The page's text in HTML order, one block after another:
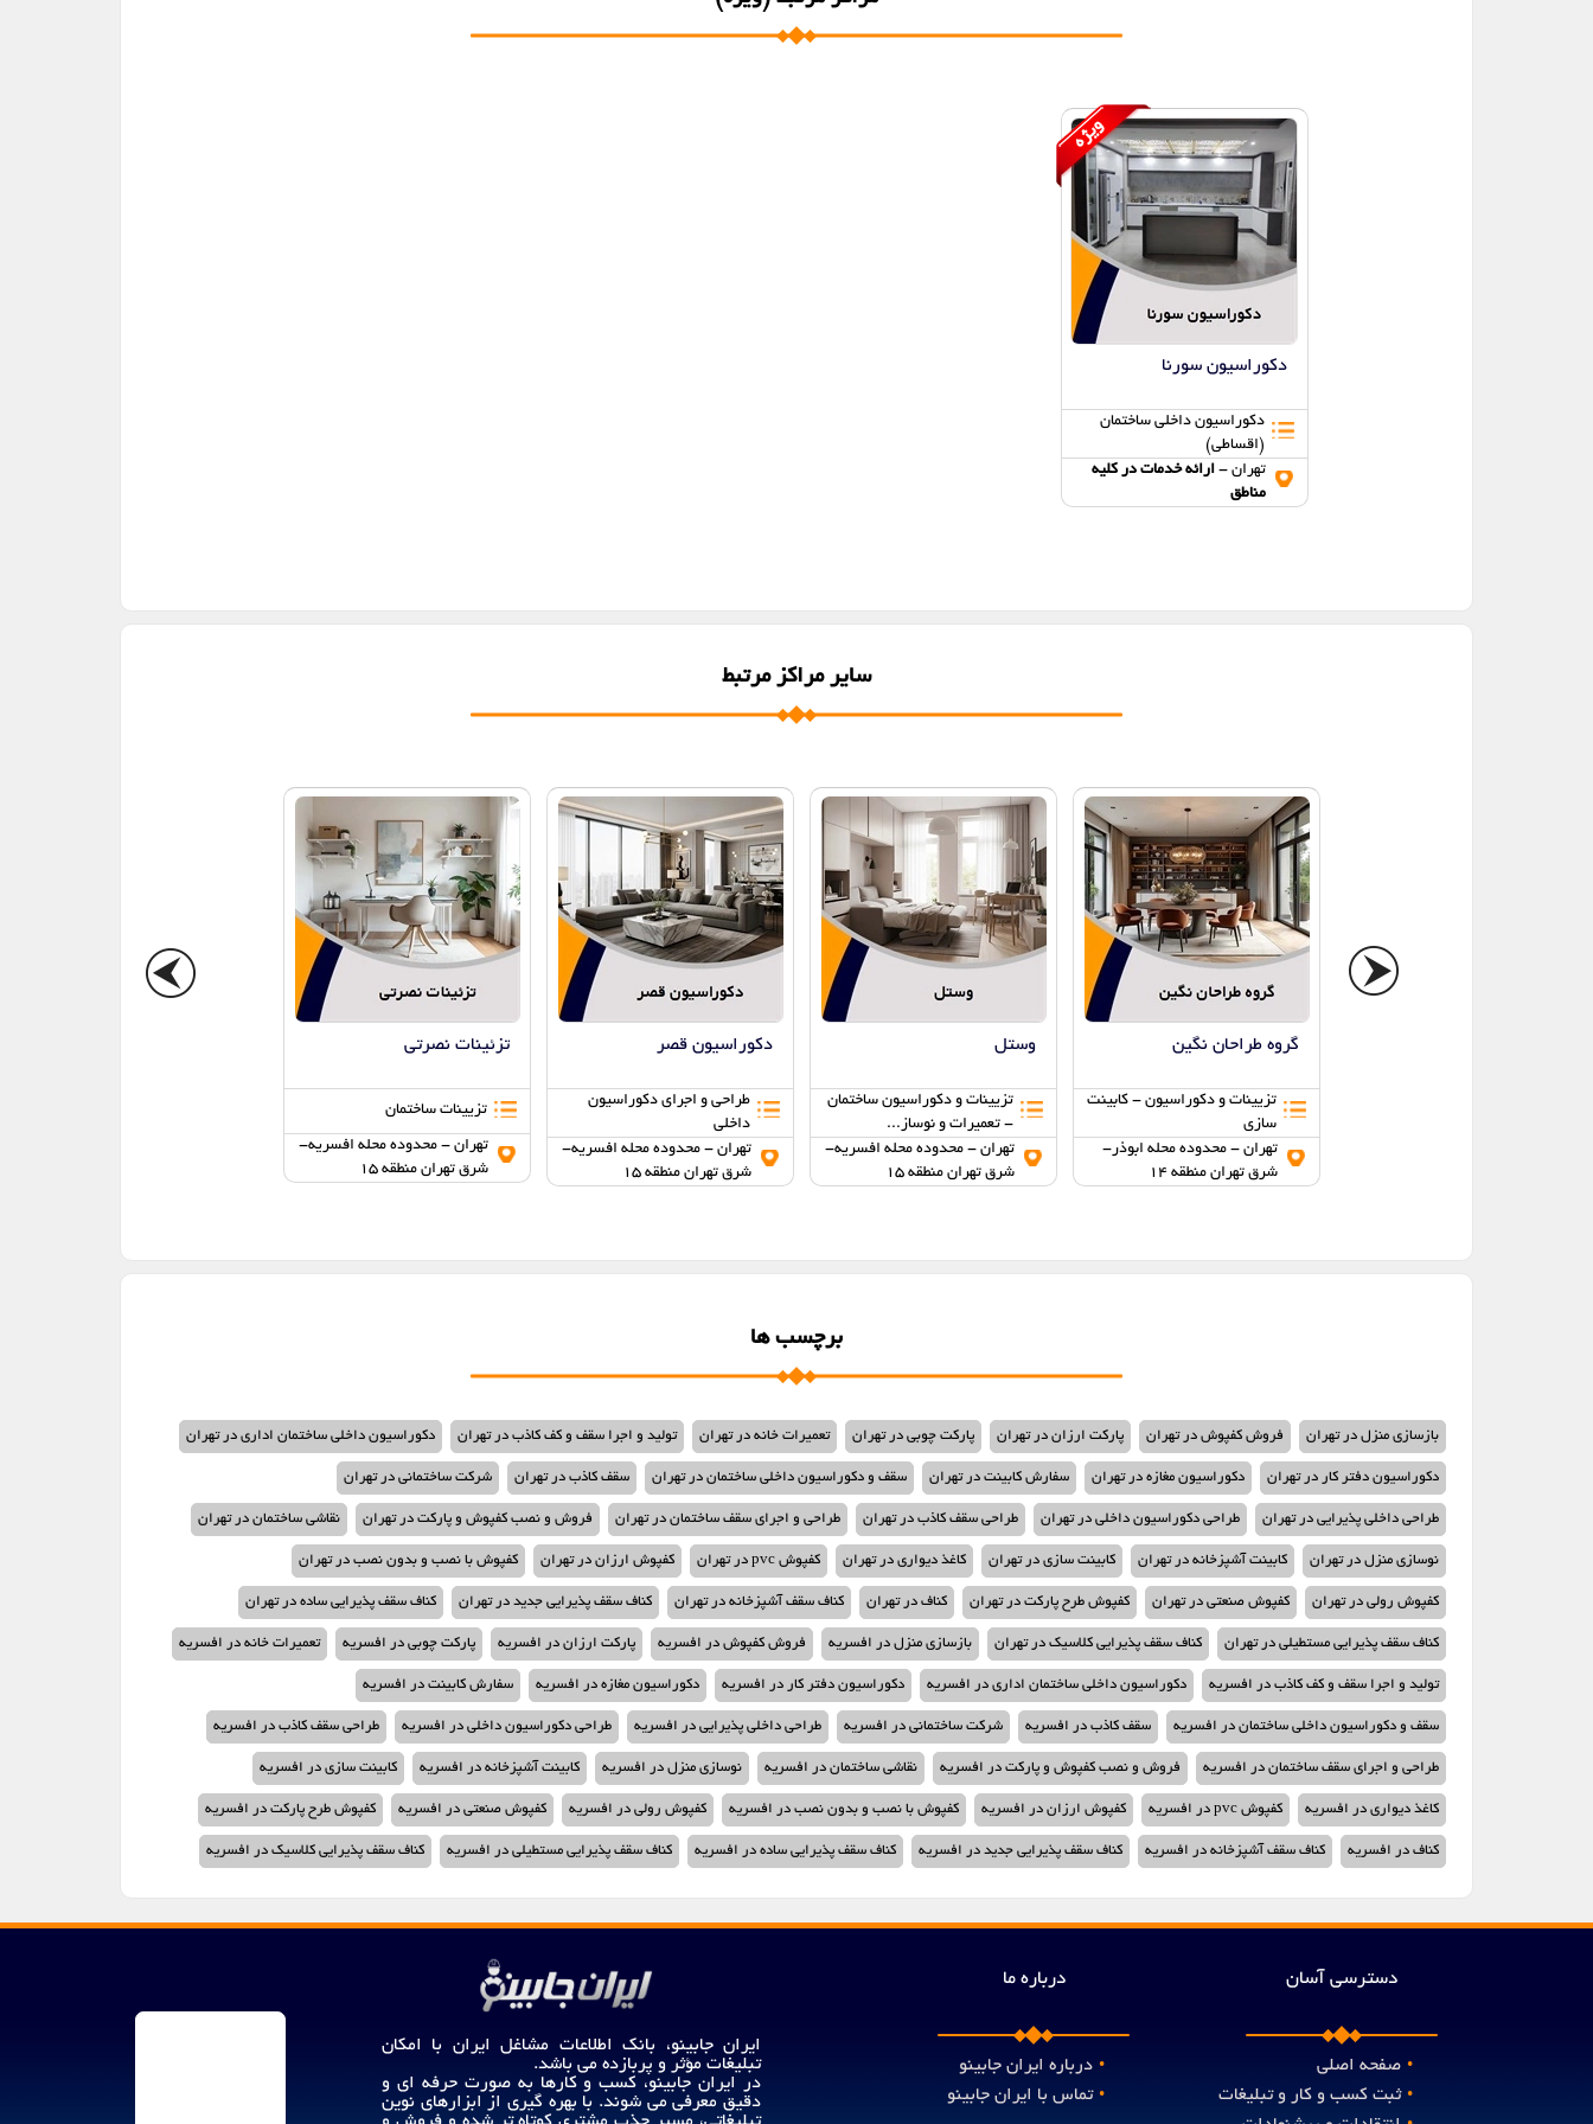
دکوراسیون سورنا
دکوراسیون داخلی ساختمان
(اقساطی)
تهران -ارائه خدمات در کلیه
مناطق
سایر مراکز مرتبط
تزئینات نصرتی
تزیینات ساختمان
تهران - محدوده محله افسریه-
شرق تهران منطقه 15
دکوراسیون قصر
طراحی و اجرای دکوراسیون
داخلی
تهران - محدوده محله افسریه-
شرق تهران منطقه 15
وستل
تزیینات و دکوراسیون ساختمان
- تعمیرات و نوساز...
تهران - محدوده محله افسریه-
شرق تهران منطقه 15
گروه طراحان نگین
تزیینات و دکوراسیون - کابینت
سازی
تهران - محدوده محله ابوذر-
شرق تهران منطقه 14
برچسب ها
بازسازی منزل در تهران فروش کفپوش در تهران پارکت ارزان در تهران پارکت چوبی در تهران تعمیرات خانه در تهران تولید و اجرا سقف و کف کاذب در تهران دکوراسیون داخلی ساختمان اداری در تهران
دکوراسیون دفتر کار در تهران دکوراسیون مغازه در تهران سفارش کابینت در تهران سقف و دکوراسیون داخلی ساختمان در تهران سقف کاذب در تهران شرکت ساختمانی در تهران
طراحی داخلی پذیرایی در تهران طراحی دکوراسیون داخلی در تهران طراحی سقف کاذب در تهران طراحی و اجرای سقف ساختمان در تهران فروش و نصب کفپوش و پارکت در تهران نقاشی ساختمان در تهران
نوسازی منزل در تهران کابینت آشپزخانه در تهران کابینت سازی در تهران کاغذ دیواری در تهران کفپوش pvc در تهران کفپوش ارزان در تهران کفپوش با نصب و بدون نصب در تهران
کفپوش رولی در تهران کفپوش صنعتی در تهران کفپوش طرح پارکت در تهران کناف در تهران کناف سقف آشپزخانه در تهران کناف سقف پذیرایی جدید در تهران کناف سقف پذیرایی ساده در تهران
کناف سقف پذیرایی مستطیلی در تهران کناف سقف پذیرایی کلاسیک در تهران بازسازی منزل در افسریه فروش کفپوش در افسریه پارکت ارزان در افسریه پارکت چوبی در افسریه تعمیرات خانه در افسریه
تولید و اجرا سقف و کف کاذب در افسریه دکوراسیون داخلی ساختمان اداری در افسریه دکوراسیون دفتر کار در افسریه دکوراسیون مغازه در افسریه سفارش کابینت در افسریه
سقف و دکوراسیون داخلی ساختمان در افسریه سقف کاذب در افسریه شرکت ساختمانی در افسریه طراحی داخلی پذیرایی در افسریه طراحی دکوراسیون داخلی در افسریه طراحی سقف کاذب در افسریه
طراحی و اجرای سقف ساختمان در افسریه فروش و نصب کفپوش و پارکت در افسریه نقاشی ساختمان در افسریه نوسازی منزل در افسریه کابینت آشپزخانه در افسریه کابینت سازی در افسریه
کاغذ دیواری در افسریه کفپوش pvc در افسریه کفپوش ارزان در افسریه کفپوش با نصب و بدون نصب در افسریه کفپوش رولی در افسریه کفپوش صنعتی در افسریه کفپوش طرح پارکت در افسریه
کناف در افسریه کناف سقف آشپزخانه در افسریه کناف سقف پذیرایی جدید در افسریه کناف سقف پذیرایی ساده در افسریه کناف سقف پذیرایی مستطیلی در افسریه کناف سقف پذیرایی کلاسیک در افسریه
دسترسی آسان
• صفحه اصلی
• ثبت کسب و کار و تبلیغات
درباره ما
• درباره ایران جابینو
• تماس با ایران جابینو
ایران جابینو، بانک اطلاعات مشاغل ایران با امکان
تبلیغات مؤثر و پربازده می باشد.
در ایران جابینو، کسب و کارها به صورت حرفه ای و
دقیق معرفی می شوند. با بهره گیری از ابزارهای نوین